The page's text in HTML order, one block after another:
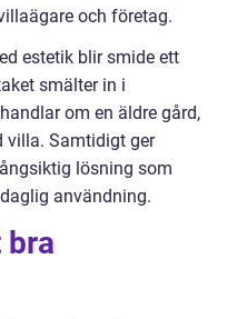
och företag.
estetik blir smide ett
smälter in i
om en äldre gård,
villa. Samtidigt ger
lösning som
användning.
bra